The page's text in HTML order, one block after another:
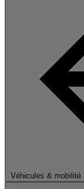
Véhicules & mobilité